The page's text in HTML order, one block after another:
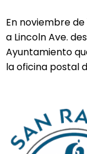
En noviembre
a Lincoln Ave.
Ayuntamiento
la oficina postal